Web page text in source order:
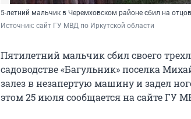
5-летний мальчик в Черемховском районе сбил на
Источник: сайт ГУ МВД по Иркутской области
Пятилетний мальчик сбил своего
садоводстве «Багульник» поселка
залез в незапертую машину и задел
этом 25 июля сообщается на сайте ГУ